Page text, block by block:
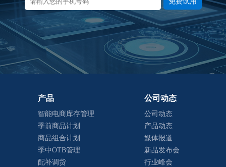
产品
智能电商库存管理
季前商品计划
商品组合计划
季中OTB管理
配补调货
公司动态
公司动态
产品动态
媒体报道
新品发布会
行业峰会